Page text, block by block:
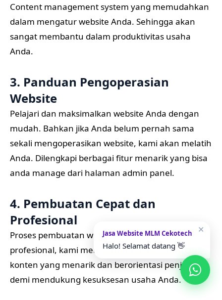
Content management system yang memudahkan
dalam mengatur website Anda. Sehingga akan
sangat membantu dalam produktivitas usaha
Anda.
3. Panduan Pengoperasian
Website
Pelajari dan maksimalkan website Anda dengan
mudah. Bahkan jika Anda belum pernah sama
sekali mengoperasikan website, kami akan melatih
Anda. Dilengkapi berbagai fitur menarik yang bisa
anda manage dari halaman admin panel.
4. Pembuatan Cepat dan
Profesional
Proses pembuatan website relatif cepat dan
profesional, kami memperhatikan penyusunan
konten yang menarik dan berorientasi penjualan
demi mendukung kesuksesan usaha Anda.
✕
Jasa Website MLM Cekotech
Halo! Selamat datang 👋